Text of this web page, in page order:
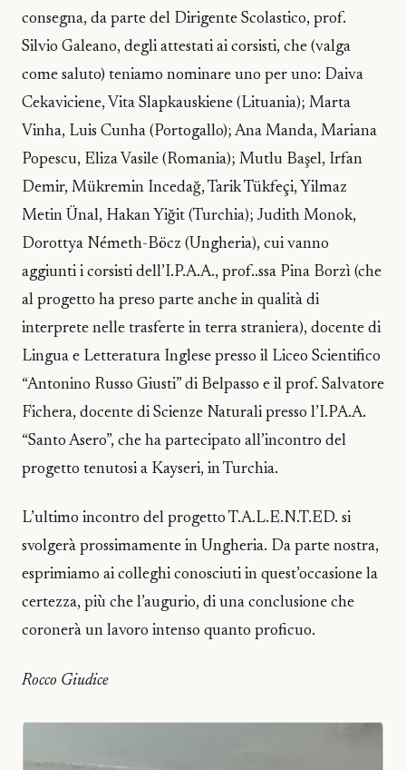
consegna, da parte del Dirigente Scolastico, prof.
Silvio Galeano, degli attestati ai corsisti, che (valga
come saluto) teniamo nominare uno per uno: Daiva
Cekaviciene, Vita Slapkauskiene (Lituania); Marta
Vinha, Luis Cunha (Portogallo); Ana Manda, Mariana
Popescu, Eliza Vasile (Romania); Mutlu Başel, Irfan
Demir, Mükremin Incedağ, Tarik Tükfeçi, Yilmaz
Metin Ünal, Hakan Yiğit (Turchia); Judith Monok,
Dorottya Németh-Böcz (Ungheria), cui vanno
aggiunti i corsisti dell’I.P.A.A., prof..ssa Pina Borzì (che
al progetto ha preso parte anche in qualità di
interprete nelle trasferte in terra straniera), docente di
Lingua e Letteratura Inglese presso il Liceo Scientifico
“Antonino Russo Giusti” di Belpasso e il prof. Salvatore
Fichera, docente di Scienze Naturali presso l’I.PA.A.
“Santo Asero”, che ha partecipato all’incontro del
progetto tenutosi a Kayseri, in Turchia.
L’ultimo incontro del progetto T.A.L.E.N.T.ED. si
svolgerà prossimamente in Ungheria. Da parte nostra,
esprimiamo ai colleghi conosciuti in quest’occasione la
certezza, più che l’augurio, di una conclusione che
coronerà un lavoro intenso quanto proficuo.
Rocco Giudice